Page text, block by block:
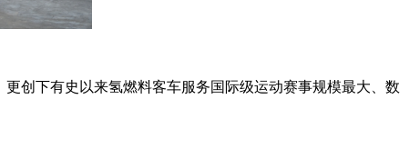
创下有史以来氢燃料客车服务国际级运动赛事规模最大、数